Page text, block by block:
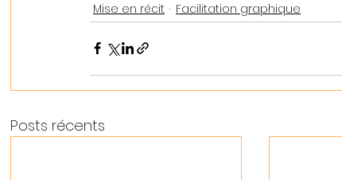
Mise en récit Facilitation graphique
Posts récents